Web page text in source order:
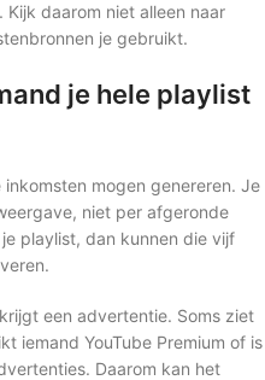
daarom niet alleen naar
je gebruikt.
je hele playlist
inkomsten mogen genereren. Je
niet per afgeronde
playlist, dan kunnen die vijf
een advertentie. Soms ziet
iemand YouTube Premium of is
Daarom kan het